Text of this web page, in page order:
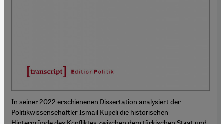
In seiner 2022 erschienenen Dissertation analysiert der
Politikwissenschaftler Ismail Küpeli die historischen
Hintergründe des Konfliktes zwischen dem türkischen Staat und